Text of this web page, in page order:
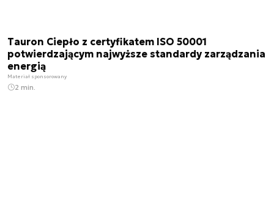
Tauron Ciepło z certyfikatem ISO 50001
potwierdzającym najwyższe standardy zarządzania
energią
Materiał sponsorowany
2 min.